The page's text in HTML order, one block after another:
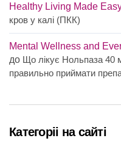
Healthy Living Made
кров у калі (ПКК)
Mental Wellness and
до Що лікує Нольпаза 40
правильно приймати
Категоріі на сайті